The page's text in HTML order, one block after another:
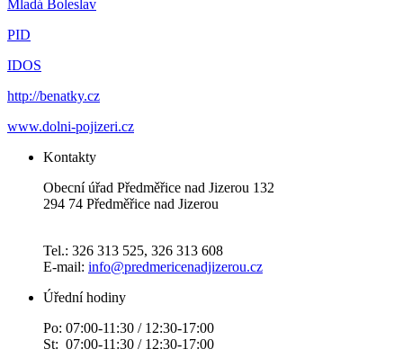
Mladá Boleslav
PID
IDOS
http://benatky.cz
www.dolni-pojizeri.cz
Kontakty
Obecní úřad Předměřice nad Jizerou 132
294 74 Předměřice nad Jizerou
Tel.: 326 313 525, 326 313 608
E-mail: info@predmericenadjizerou.cz
Úřední hodiny
Po: 07:00-11:30 / 12:30-17:00
St: 07:00-11:30 / 12:30-17:00